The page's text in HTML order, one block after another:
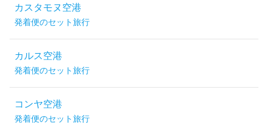
カスタモヌ空港
発着便のセット旅行
カルス空港
発着便のセット旅行
コンヤ空港
発着便のセット旅行